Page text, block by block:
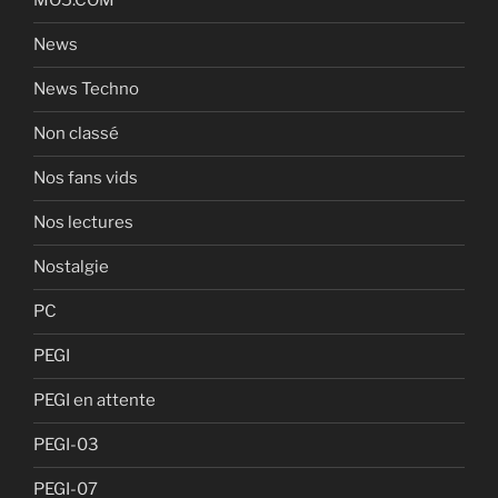
News
News Techno
Non classé
Nos fans vids
Nos lectures
Nostalgie
PC
PEGI
PEGI en attente
PEGI-03
PEGI-07